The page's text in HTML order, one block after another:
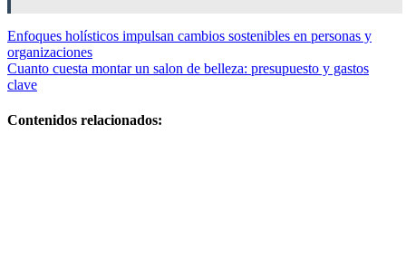
Navegación
de
entradas
Enfoques holísticos impulsan cambios sostenibles en personas y
organizaciones
Cuanto cuesta montar un salon de belleza: presupuesto y gastos
clave
Contenidos relacionados: